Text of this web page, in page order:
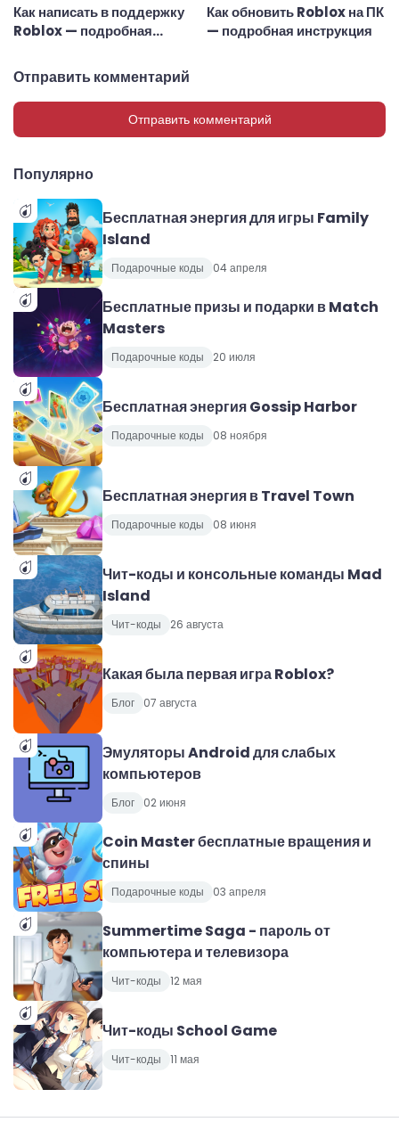
Как написать в поддержку
Roblox — подробная
Как обновить Roblox на ПК
— подробная инструкция
Отправить комментарий
Отправить комментарий
Популярно
Бесплатная энергия для игры Family
Island
Подарочные коды 04 апреля
Бесплатные призы и подарки в Match
Masters
Подарочные коды 20 июля
Бесплатная энергия Gossip Harbor
Подарочные коды 08 ноября
Бесплатная энергия в Travel Town
Подарочные коды 08 июня
Чит-коды и консольные команды Mad
Island
Чит-коды 26 августа
Какая была первая игра Roblox?
Блог 07 августа
Эмуляторы Android для слабых
компьютеров
Блог 02 июня
Coin Master бесплатные вращения и
спины
Подарочные коды 03 апреля
Summertime Saga - пароль от
компьютера и телевизора
Чит-коды 12 мая
Чит-коды School Game
Чит-коды 11 мая